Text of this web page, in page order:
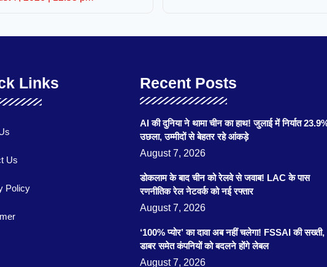
Links
Us
Policy
Recent Posts
AI की दुनिया ने थामा चीन का हाथ! जुलाई में निर्यात
उछला, उम्मीदों से बेहतर रहे आंकड़े
August 7, 2026
डोकलाम के बाद चीन को रेलवे से जवाब! LAC के पास
रणनीतिक रेल नेटवर्क को नई रफ्तार
August 7, 2026
‘100% प्योर’ का दावा अब नहीं चलेगा! FSSAI की सख्ती,
डाबर समेत कंपनियों को बदलने होंगे लेबल
August 7, 2026